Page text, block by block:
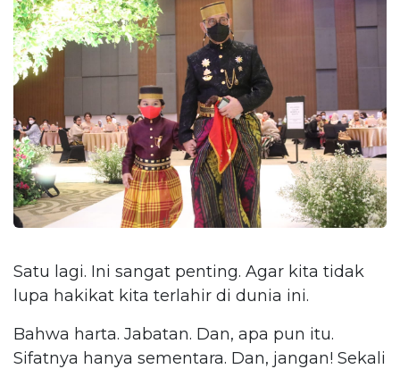
Satu lagi. Ini sangat penting. Agar kita tidak
lupa hakikat kita terlahir di dunia ini.
Bahwa harta. Jabatan. Dan, apa pun itu.
Sifatnya hanya sementara. Dan, jangan! Sekali